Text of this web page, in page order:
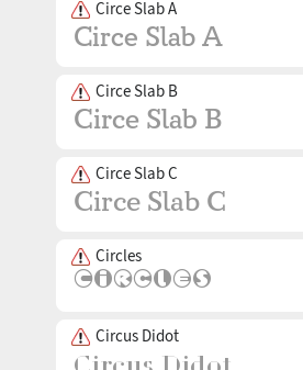
Circe Slab A
Circe Slab B
Circe Slab C
Circles
Circus Didot